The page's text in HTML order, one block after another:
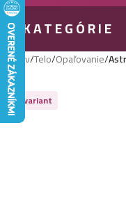
KATEGÓRIE
Domov/Telo/Opaľovanie/
Viac variant